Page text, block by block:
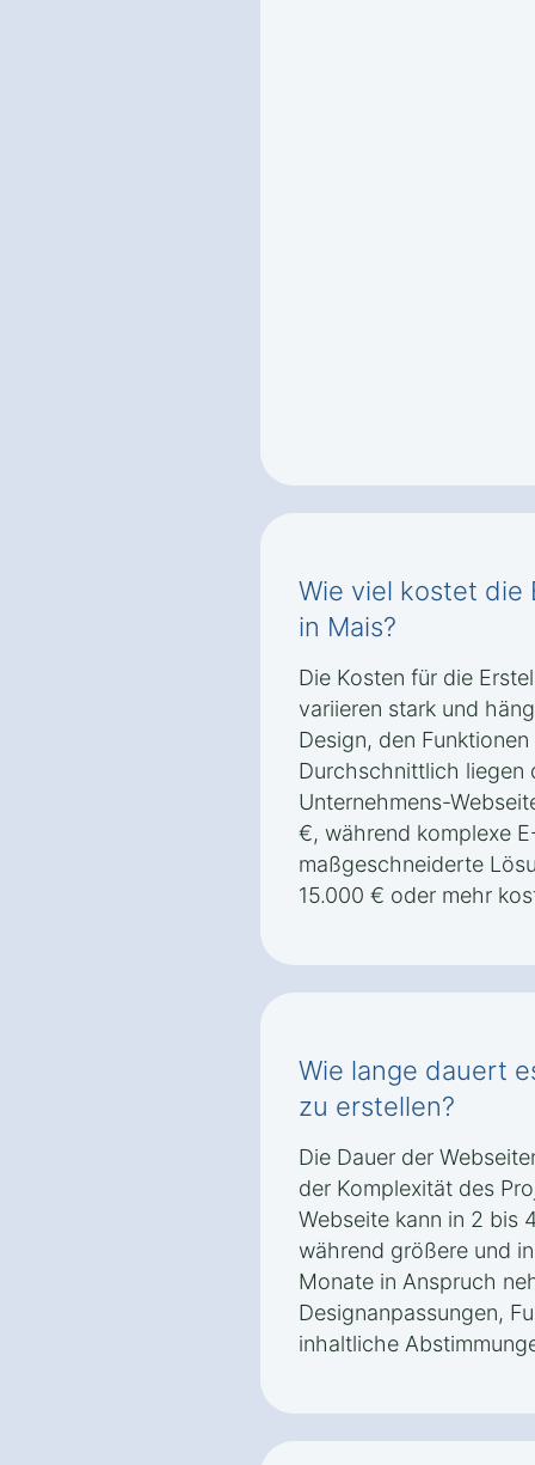
Wie viel kostet die
in Mais?
Die Kosten für die
variieren stark und
Design, den
Durchschnittlich liegen
Unternehmens-
€, während komplexe
maßgeschneiderte
15.000 € oder mehr
Wie lange dauert
zu erstellen?
Die Dauer der
der Komplexität des
Webseite kann in 2 bis
während größere und
Monate in Anspruch
Designanpassungen,
inhaltliche